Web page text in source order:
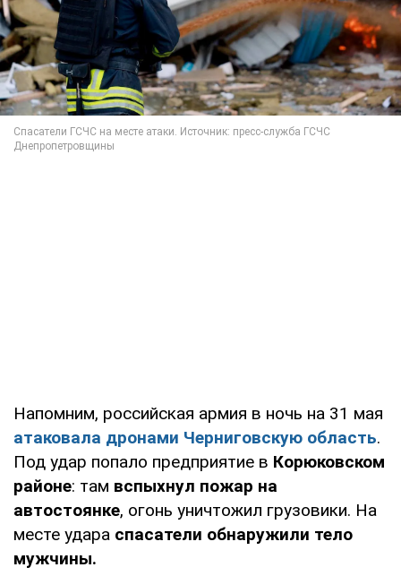
Напомним, российская армия в ночь на 31 мая
атаковала дронами Черниговскую область.
Под удар попало предприятие в Корюковском
районе: там вспыхнул пожар на
автостоянке, огонь уничтожил грузовики. На
месте удара спасатели обнаружили тело
мужчины.